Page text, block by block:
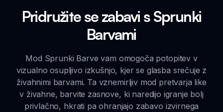
Pridružite se zabavi s Sprunki
Barvami
Mod Sprunki Barve vam omogoča potopitev v
vizualno osupljivo izkušnjo, kjer se glasba srečuje z
živahnimi barvami. Ta vznemirljiv mod pretvarja like
v živahne, barvite zasnove, ki naredijo igranje bolj
privlačno, hkrati pa ohranjajo zabavo izvirnega